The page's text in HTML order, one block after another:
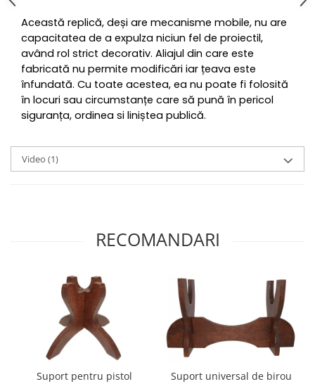
Această replică, deși are mecanisme mobile, nu are
capacitatea de a expulza niciun fel de proiectil,
având rol strict decorativ. Aliajul din care este
fabricată nu permite modificări iar țeava este
înfundată. Cu toate acestea, ea nu poate fi folosită
în locuri sau circumstanțe care să pună în pericol
siguranța, ordinea si liniștea publică.
Video (1)
RECOMANDARI
Suport pentru pistol
Suport universal de birou